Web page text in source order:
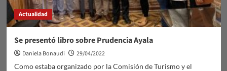
Actualidad
Se presentó libro sobre Prudencia Ayala
Daniela Bonaudi
29/04/2022
Como estaba organizado por la Comisión de Turismo y el